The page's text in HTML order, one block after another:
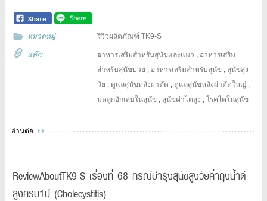
หมวดหมู่ รีวิวผลิตภัณฑ์ TK9-S
แท๊ก: อาหารเสริมสำหรับสุนัขและแมว , อาหารเสริม
สำหรับสุนัขป่วย , อาหารเสริมสำหรับสุนัข , สุนัขสูง
วัย , ดูแลสุนัขหลังผ่าตัด , ดูแลสุนัขหลังผ่าตัดใหญ่ ,
มดลูกอักเสบในสุนัข , สุนัขค่าไตสูง ,โรคไตในสุนัข
อ่านต่อ
ReviewAboutTK9-S เรื่องที่ 68 กรณีบำรุงสุนัขสูงวัยค่าถุงน้ำดี
สูงครบ1ปี (Cholecystitis)